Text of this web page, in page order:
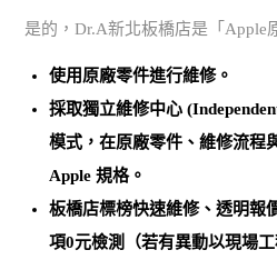
是的，Dr.A新北板橋店是「Apple
使用原廠零件進行維修。
採取獨立維修中心
模式，在原廠零件、維修流程
Apple 規格。
板橋店標榜快速維修、透明報
項0元檢測（若有異動以現場